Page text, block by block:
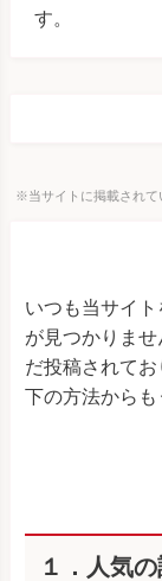
す。
※当サイトに掲載されて
いつも当サイ
が見つかりま
だ投稿されて
下の方法からも
１．人気